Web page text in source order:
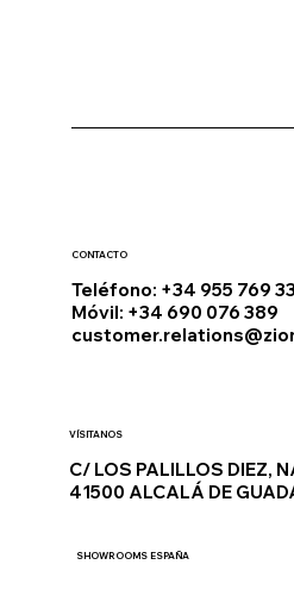
Teléfono: +34 955 769
Móvil: +34 690 076 389
CONTACTO
VÍSITANOS
C/ LOS PALILLOS DIEZ,
41500 ALCALÁ DE
SHOWROOMS ESPAÑA